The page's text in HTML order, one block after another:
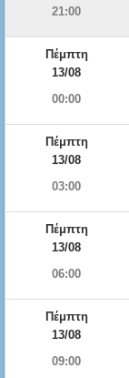
21:00
Πέμπτη
13/08
00:00
Πέμπτη
13/08
03:00
Πέμπτη
13/08
06:00
Πέμπτη
13/08
09:00